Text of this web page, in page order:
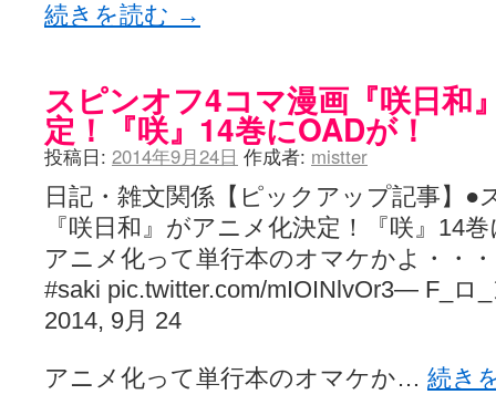
続きを読む →
スピンオフ4コマ漫画『咲日和
定！『咲』14巻にOADが！
投稿日: 2014年9月24日 作成者: mistter
日記・雑文関係【ピックアップ記事】●
『咲日和』がアニメ化決定！『咲』14
アニメ化って単行本のオマケかよ・・
#saki pic.twitter.com/mIOINlvOr3— F_ロ
2014, 9月 24
アニメ化って単行本のオマケか… 続き